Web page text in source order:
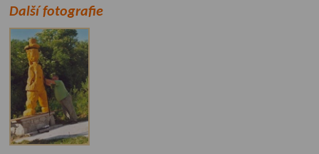
Další fotografie